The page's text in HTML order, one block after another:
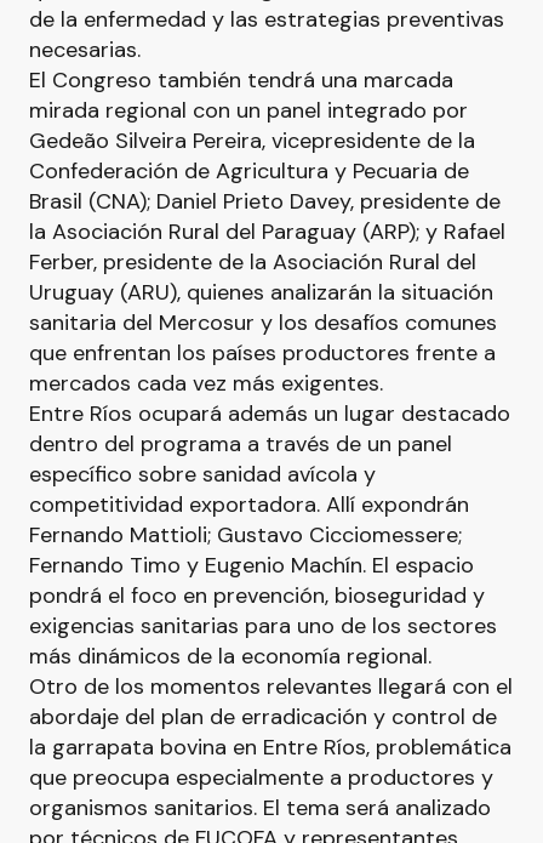
de la enfermedad y las estrategias preventivas
necesarias.
El Congreso también tendrá una marcada
mirada regional con un panel integrado por
Gedeão Silveira Pereira, vicepresidente de la
Confederación de Agricultura y Pecuaria de
Brasil (CNA); Daniel Prieto Davey, presidente de
la Asociación Rural del Paraguay (ARP); y Rafael
Ferber, presidente de la Asociación Rural del
Uruguay (ARU), quienes analizarán la situación
sanitaria del Mercosur y los desafíos comunes
que enfrentan los países productores frente a
mercados cada vez más exigentes.
Entre Ríos ocupará además un lugar destacado
dentro del programa a través de un panel
específico sobre sanidad avícola y
competitividad exportadora. Allí expondrán
Fernando Mattioli; Gustavo Cicciomessere;
Fernando Timo y Eugenio Machín. El espacio
pondrá el foco en prevención, bioseguridad y
exigencias sanitarias para uno de los sectores
más dinámicos de la economía regional.
Otro de los momentos relevantes llegará con el
abordaje del plan de erradicación y control de
la garrapata bovina en Entre Ríos, problemática
que preocupa especialmente a productores y
organismos sanitarios. El tema será analizado